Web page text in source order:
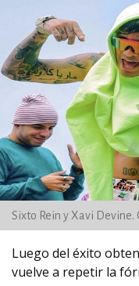
Sixto Rein y Xavi Devine.
Luego del éxito
vuelve a repetir la